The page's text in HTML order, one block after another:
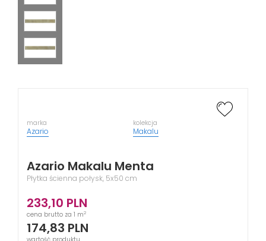
marka
Azario
kolekcja
Makalu
Azario Makalu Menta
Płytka ścienna połysk, 5x50 cm
233,10 PLN
cena brutto za 1 m2
174,83 PLN